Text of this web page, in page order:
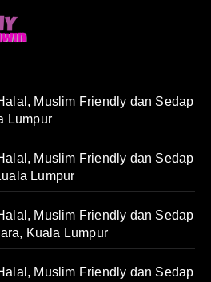
Muslim Friendly dan Sedap
Lumpur
Muslim Friendly dan Sedap
Lumpur
Muslim Friendly dan Sedap
Kuala Lumpur
Muslim Friendly dan Sedap